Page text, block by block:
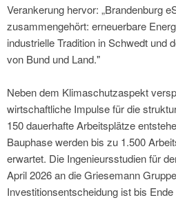
Verankerung hervor: „Brandenburg
zusammengehört: erneuerbare
industrielle Tradition in Schwedt und
von Bund und Land."
Neben dem Klimaschutzaspekt
wirtschaftliche Impulse für die
150 dauerhafte Arbeitsplätze
Bauphase werden bis zu 1.500
erwartet. Die Ingenieursstudien für
April 2026 an die Griesemann
Investitionsentscheidung ist bis